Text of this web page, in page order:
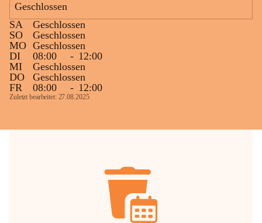
Die OMV Austria ist bemüht, für die
Bevölkerung ungewohnte, jedoch
technisch notwendige Betriebszustände so
kurz wie möglich zu halten.
Wir bitten daher die umliegende
Bevölkerung um Verständnis.
anrainer-service@omv.com
Geschlossen
SA
Geschlossen
SO
Geschlossen
MO Geschlossen
DI
08:00 - 12:00
MI
Geschlossen
DO
Geschlossen
FR
08:00 - 12:00
Zuletzt bearbeitet: 27.08.2025